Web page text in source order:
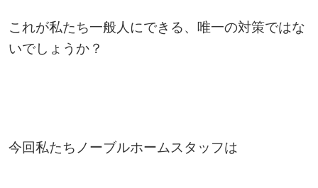
これが私たち一般人にできる、唯一の対策ではな
いでしょうか？
今回私たちノーブルホームスタッフは